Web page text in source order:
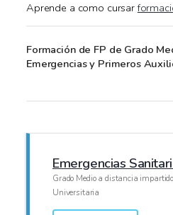
Aprende a como cursar
Formación de FP de Grado
Emergencias y Primeros
Emergencias
Grado Medio a distancia
Universitaria